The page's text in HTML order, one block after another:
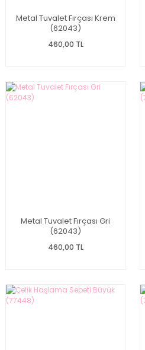
Metal Tuvalet Fırçası Krem
(62043)
460,00 TL
Metal Tuvalet Fırçası Gri
(62043)
460,00 TL